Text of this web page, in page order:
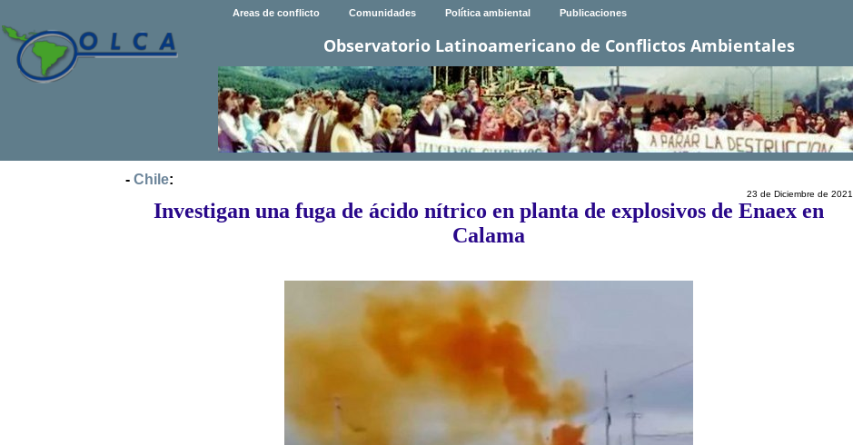
Areas de conflicto Comunidades Política ambiental Publicaciones
Observatorio Latinoamericano de Conflictos Ambientales
- Chile:
23 de Diciembre de 2021
Investigan una fuga de ácido nítrico en planta de explosivos de Enaex en
Calama